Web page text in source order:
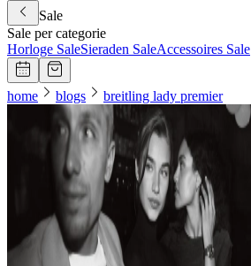
Sale
Sale per categorie
Horloge SaleSieraden SaleAccessoires Sale
home blogs breitling lady premier